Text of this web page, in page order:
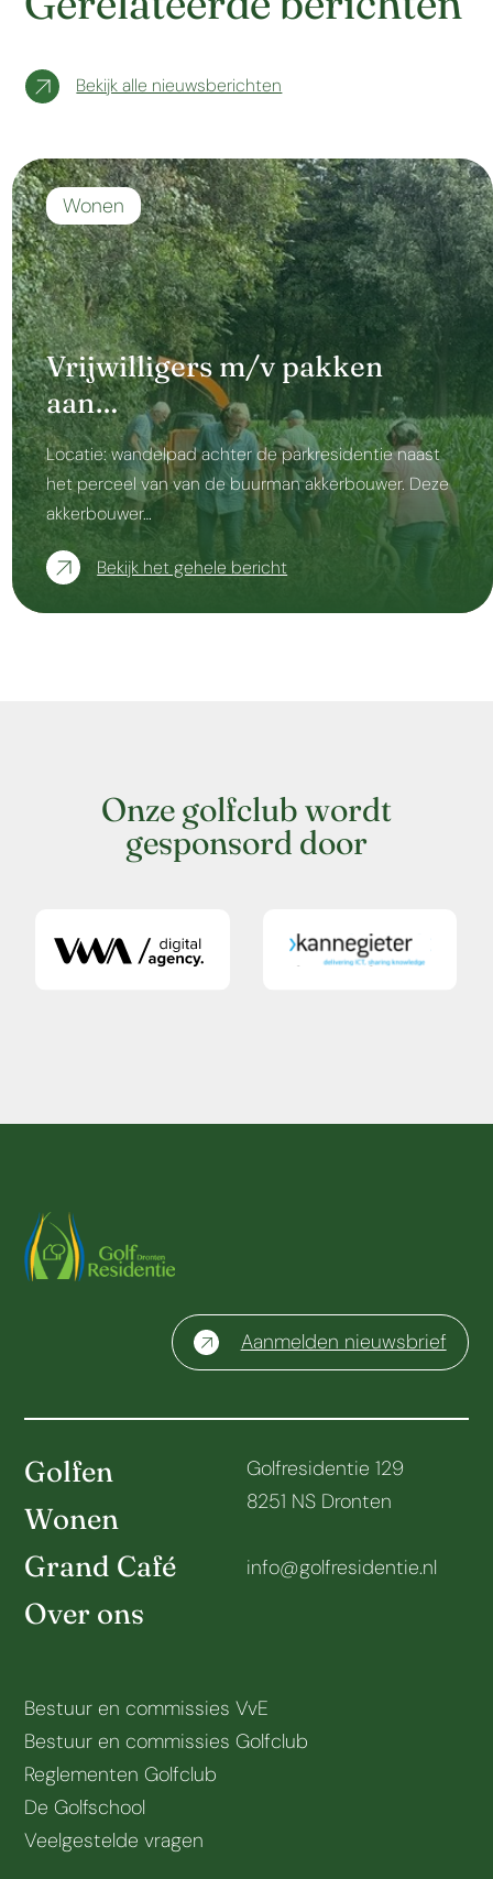
Bekijk alle nieuwsberichten
Vrijwilligers m/v pakken
aan…
Wonen
Locatie: wandelpad achter de parkresidentie naast
het perceel van van de buurman akkerbouwer. Deze
akkerbouwer…
Bekijk het gehele bericht
Onze golfclub wordt
gesponsord door
Aanmelden nieuwsbrief
Golfen
Wonen
Grand Café
Over ons
Golfresidentie 129
8251 NS Dronten
info@golfresidentie.nl
Bestuur en commissies VvE
Bestuur en commissies Golfclub
Reglementen Golfclub
De Golfschool
Veelgestelde vragen